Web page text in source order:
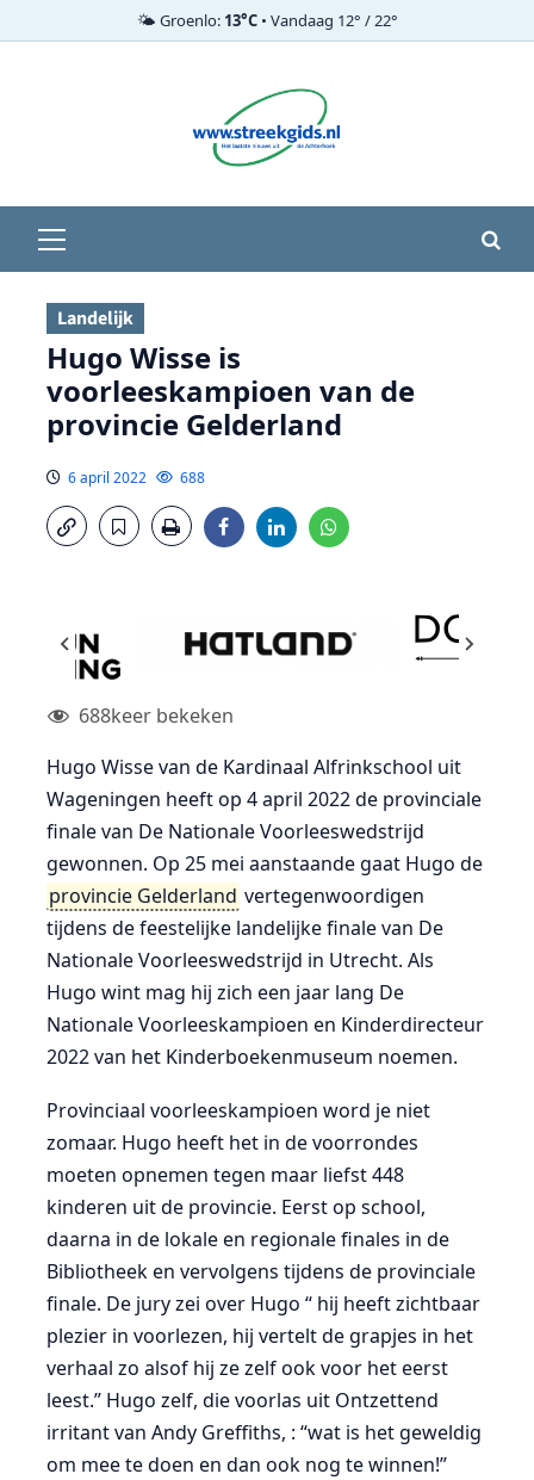
🌤️ Groenlo: 13°C• Vandaag 12° / 22°
menu
Landelijk
Hugo Wisse is
voorleeskampioen van de
provincie Gelderland
6 april 2022 688
688keer bekeken
Hugo Wisse van de Kardinaal Alfrinkschool uit
Wageningen heeft op 4 april 2022 de provinciale
finale van De Nationale Voorleeswedstrijd
gewonnen. Op 25 mei aanstaande gaat Hugo de
provincie Gelderland vertegenwoordigen
tijdens de feestelijke landelijke finale van De
Nationale Voorleeswedstrijd in Utrecht. Als
Hugo wint mag hij zich een jaar lang De
Nationale Voorleeskampioen en Kinderdirecteur
2022 van het Kinderboekenmuseum noemen.
Provinciaal voorleeskampioen word je niet
zomaar. Hugo heeft het in de voorrondes
moeten opnemen tegen maar liefst 448
kinderen uit de provincie. Eerst op school,
daarna in de lokale en regionale finales in de
Bibliotheek en vervolgens tijdens de provinciale
finale. De jury zei over Hugo “ hij heeft zichtbaar
plezier in voorlezen, hij vertelt de grapjes in het
verhaal zo alsof hij ze zelf ook voor het eerst
leest.” Hugo zelf, die voorlas uit Ontzettend
irritant van Andy Greffiths, : “wat is het geweldig
om mee te doen en dan ook nog te winnen!”